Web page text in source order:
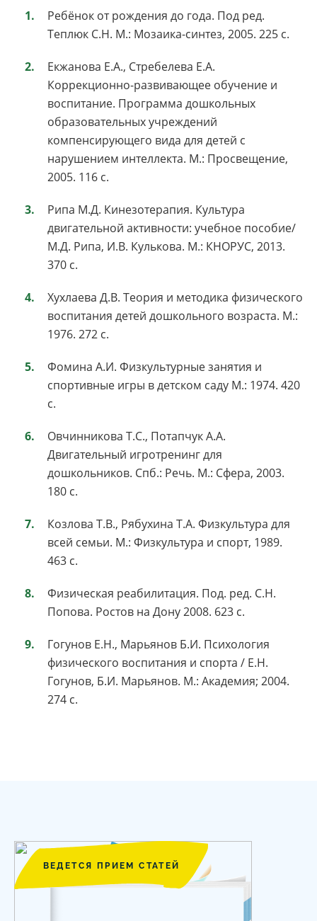
Ребёнок от рождения до года. Под ред.
Теплюк С.Н. М.: Мозаика-синтез, 2005. 225 с.
Екжанова Е.А., Стребелева Е.А.
Коррекционно-развивающее обучение и
воспитание. Программа дошкольных
образовательных учреждений
компенсирующего вида для детей с
нарушением интеллекта. М.: Просвещение,
2005. 116 с.
Рипа М.Д. Кинезотерапия. Культура
двигательной активности: учебное пособие/
М.Д. Рипа, И.В. Кулькова. М.: КНОРУС, 2013.
370 с.
Хухлаева Д.В. Теория и методика физического
воспитания детей дошкольного возраста. М.:
1976. 272 с.
Фомина А.И. Физкультурные занятия и
спортивные игры в детском саду М.: 1974. 420
c.
Овчинникова Т.С., Потапчук А.А.
Двигательный игротренинг для
дошкольников. Спб.: Речь. М.: Сфера, 2003.
180 с.
Козлова Т.В., Рябухина Т.А. Физкультура для
всей семьи. М.: Физкультура и спорт, 1989.
463 с.
Физическая реабилитация. Под. ред. С.Н.
Попова. Ростов на Дону 2008. 623 с.
Гогунов Е.Н., Марьянов Б.И. Психология
физического воспитания и спорта / Е.Н.
Гогунов, Б.И. Марьянов. М.: Академия; 2004.
274 с.
ВЕДЕТСЯ ПРИЕМ СТАТЕЙ